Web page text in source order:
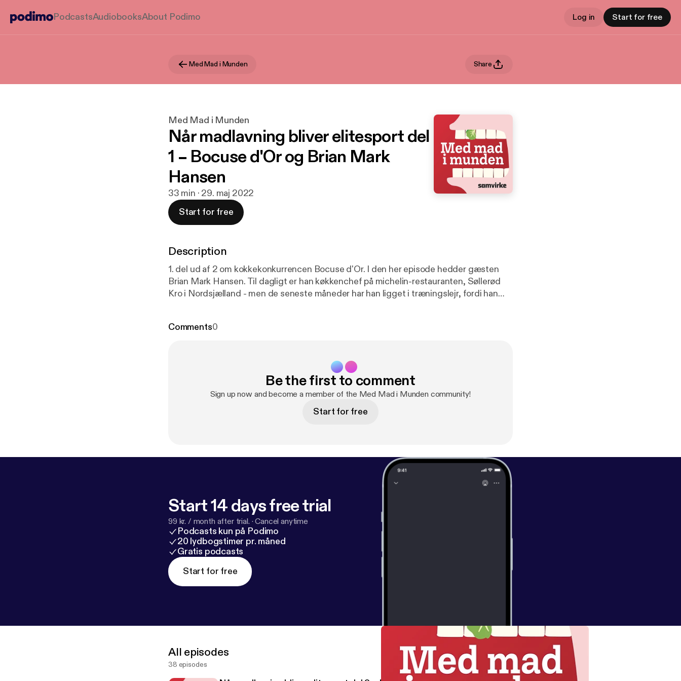
PodcastsAudiobooksAbout Podimo Log in Start for free
Med Mad i Munden Share
Med Mad i Munden
Når madlavning bliver elitesport del
1 – Bocuse d'Or og Brian Mark
Hansen
33 min · 29. maj 2022
Start for free
Description
1. del ud af 2 om kokkekonkurrencen Bocuse d'Or. I den her episode hedder gæsten
Brian Mark Hansen. Til dagligt er han køkkenchef på michelin-restauranten, Søllerød
Kro i Nordsjælland - men de seneste måneder har han ligget i træningslejr, fordi han
Mark Hansen ser på mad som en elitesport – og få et indblik i, hvad det kræver og
Comments0
Be the first to comment
Sign up now and become a member of the Med Mad i Munden community!
Start for free
Start 14 days free trial
99 kr. / month after trial. ·Cancel anytime
Podcasts kun på Podimo
20 lydbogstimer pr. måned
Gratis podcasts
Start for free
All episodes
38 episodes